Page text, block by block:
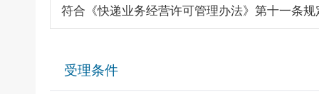
符合《快递业务经营许可管理办法》第十一条规
受理条件